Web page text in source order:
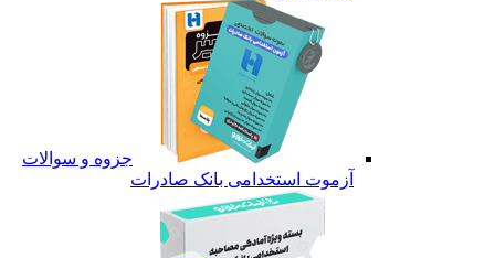
جزوه و سوالات
آزموت استخدامی بانک صادرات